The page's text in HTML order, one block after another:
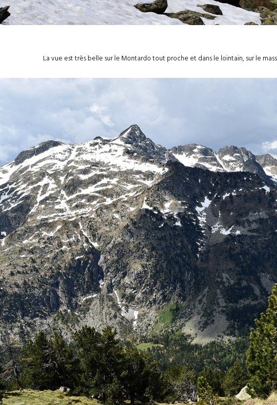
La vue est très belle sur le Montardo tout proche et dans le lointain, sur le